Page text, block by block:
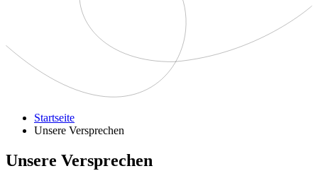
Startseite
Unsere Versprechen
Unsere Versprechen